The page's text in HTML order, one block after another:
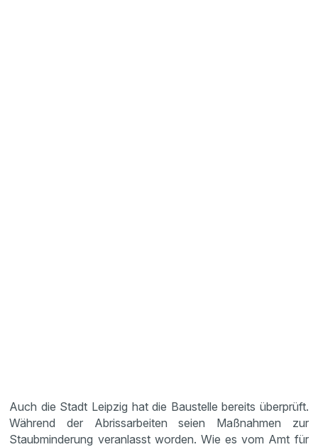
Auch die Stadt Leipzig hat die Baustelle bereits überprüft.
Während der Abrissarbeiten seien Maßnahmen zur
Staubminderung veranlasst worden. Wie es vom Amt für